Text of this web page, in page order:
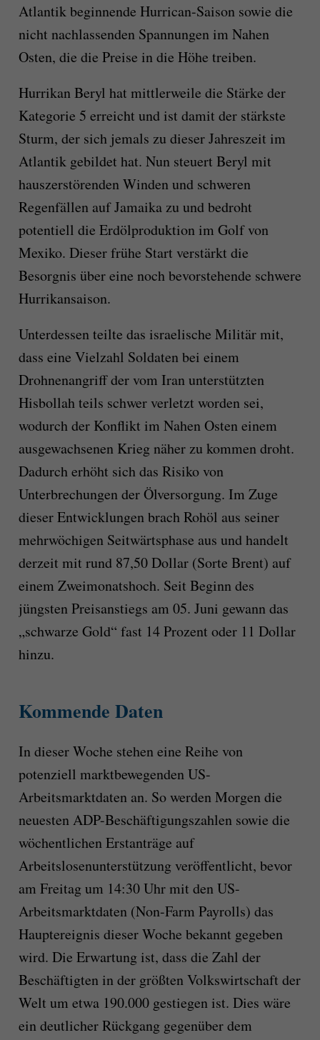
Atlantik beginnende Hurrican-Saison sowie die
nicht nachlassenden Spannungen im Nahen
Osten, die die Preise in die Höhe treiben.
Hurrikan Beryl hat mittlerweile die Stärke der
Kategorie 5 erreicht und ist damit der stärkste
Sturm, der sich jemals zu dieser Jahreszeit im
Atlantik gebildet hat. Nun steuert Beryl mit
hauszerstörenden Winden und schweren
Regenfällen auf Jamaika zu und bedroht
potentiell die Erdölproduktion im Golf von
Mexiko. Dieser frühe Start verstärkt die
Besorgnis über eine noch bevorstehende schwere
Hurrikansaison.
Unterdessen teilte das israelische Militär mit,
dass eine Vielzahl Soldaten bei einem
Drohnenangriff der vom Iran unterstützten
Hisbollah teils schwer verletzt worden sei,
wodurch der Konflikt im Nahen Osten einem
ausgewachsenen Krieg näher zu kommen droht.
Dadurch erhöht sich das Risiko von
Unterbrechungen der Ölversorgung. Im Zuge
dieser Entwicklungen brach Rohöl aus seiner
mehrwöchigen Seitwärtsphase aus und handelt
derzeit mit rund 87,50 Dollar (Sorte Brent) auf
einem Zweimonatshoch. Seit Beginn des
jüngsten Preisanstiegs am 05. Juni gewann das
„schwarze Gold“ fast 14 Prozent oder 11 Dollar
hinzu.
Kommende Daten
In dieser Woche stehen eine Reihe von
potenziell marktbewegenden US-
Arbeitsmarktdaten an. So werden Morgen die
neuesten ADP-Beschäftigungszahlen sowie die
wöchentlichen Erstanträge auf
Arbeitslosenunterstützung veröffentlicht, bevor
am Freitag um 14:30 Uhr mit den US-
Arbeitsmarktdaten (Non-Farm Payrolls) das
Hauptereignis dieser Woche bekannt gegeben
wird. Die Erwartung ist, dass die Zahl der
Beschäftigten in der größten Volkswirtschaft der
Welt um etwa 190.000 gestiegen ist. Dies wäre
ein deutlicher Rückgang gegenüber dem